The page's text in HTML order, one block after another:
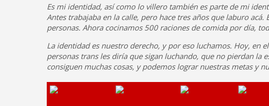
Es mi identidad, así como lo villero también es parte de mi
Antes trabajaba en la calle, pero hace tres años que laburo
personas. Ahora cocinamos 500 raciones de comida por día,
La identidad es nuestro derecho, y por eso luchamos. Hoy, en
personas trans les diría que sigan luchando, que no pierdan la
consiguen muchas cosas, y podemos lograr nuestras metas y